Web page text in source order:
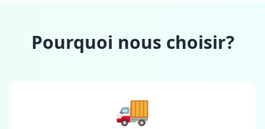
Pourquoi nous choisir?
🚚